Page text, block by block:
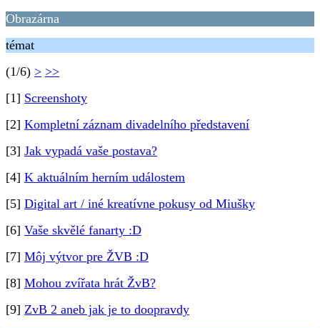
Obrazárna
témat
(1/6) > >>
[1] Screenshoty
[2] Kompletní záznam divadelního představení
[3] Jak vypadá vaše postava?
[4] K aktuálním herním událostem
[5] Digital art / iné kreatívne pokusy od Miušky
[6] Vaše skvělé fanarty :D
[7] Môj výtvor pre ŽVB :D
[8] Mohou zvířata hrát ŽvB?
[9] ZvB 2 aneb jak je to doopravdy